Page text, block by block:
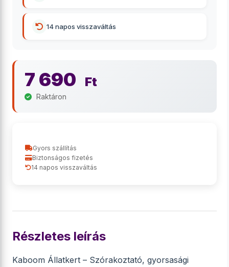
14 napos visszaváltás
7 690 Ft
Raktáron
Gyors szállítás
Biztonságos fizetés
14 napos visszaváltás
Részletes leírás
Kaboom Állatkert – Szórakoztató, gyorsasági